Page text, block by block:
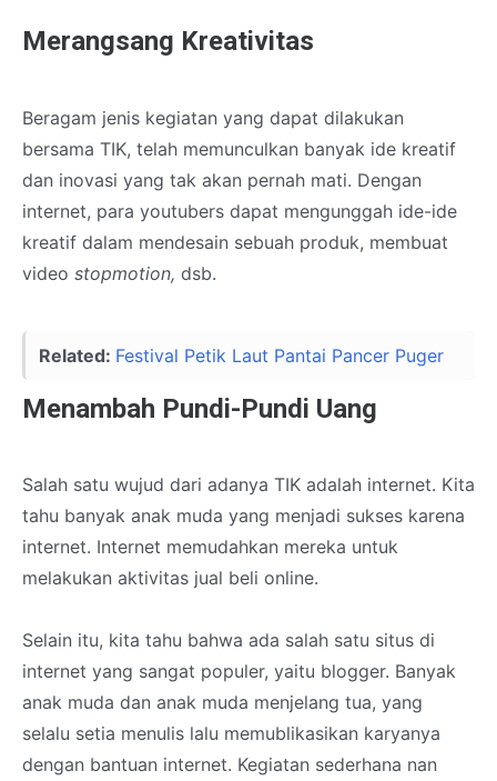
Merangsang Kreativitas
Beragam jenis kegiatan yang dapat dilakukan
bersama TIK, telah memunculkan banyak ide kreatif
dan inovasi yang tak akan pernah mati. Dengan
internet, para youtubers dapat mengunggah ide-ide
kreatif dalam mendesain sebuah produk, membuat
video stopmotion, dsb.
Related: Festival Petik Laut Pantai Pancer Puger
Menambah Pundi-Pundi Uang
Salah satu wujud dari adanya TIK adalah internet. Kita
tahu banyak anak muda yang menjadi sukses karena
internet. Internet memudahkan mereka untuk
melakukan aktivitas jual beli online.
Selain itu, kita tahu bahwa ada salah satu situs di
internet yang sangat populer, yaitu blogger. Banyak
anak muda dan anak muda menjelang tua, yang
selalu setia menulis lalu memublikasikan karyanya
dengan bantuan internet. Kegiatan sederhana nan